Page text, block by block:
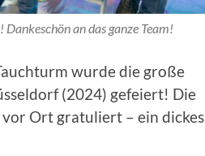
an das ganze Team!
wurde die große
(2024) gefeiert! Die
vor Ort gratuliert – ein dickes